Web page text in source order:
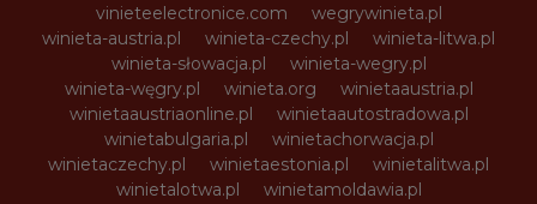
vinieteelectronice.com
wegrywinieta.pl
winieta-austria.pl
winieta-czechy.pl
winieta-litwa.pl
winieta-słowacja.pl
winieta-wegry.pl
winieta-węgry.pl
winieta.org
winietaaustria.pl
winietaaustriaonline.pl
winietaautostradowa.pl
winietabulgaria.pl
winietachorwacja.pl
winietaczechy.pl
winietaestonia.pl
winietalitwa.pl
winietalotwa.pl
winietamoldawia.pl